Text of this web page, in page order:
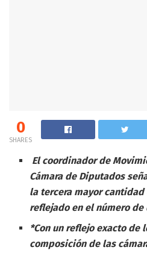
0
SHARES
El coordinador de
Cámara de Diputados
la tercera mayor cantidad
reflejado en el número
*Con un reflejo exacto de
composición de las